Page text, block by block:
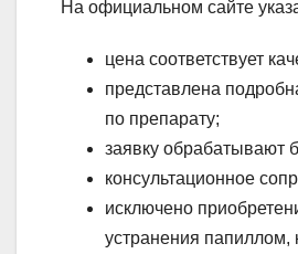
На официальном сайте
цена соответствует
представлена
по препарату;
заявку обрабатывают
консультационное
исключено
устранения папиллом,